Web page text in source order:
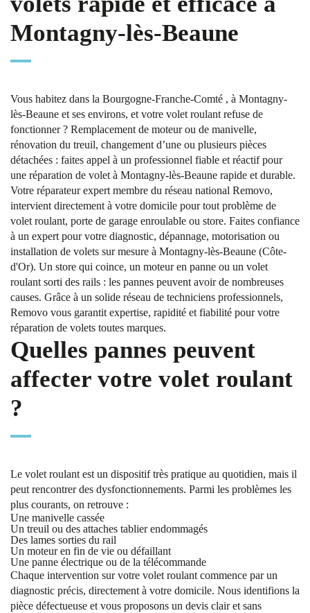
Montagny-lès-Beaune
Vous habitez dans la Bourgogne-Franche-Comté , à Montagny-
lès-Beaune et ses environs, et votre volet roulant refuse de
fonctionner ? Remplacement de moteur ou de manivelle,
rénovation du treuil, changement d’une ou plusieurs pièces
détachées : faites appel à un professionnel fiable et réactif pour
une réparation de volet à Montagny-lès-Beaune rapide et durable.
Votre réparateur expert membre du réseau national Removo,
intervient directement à votre domicile pour tout problème de
volet roulant, porte de garage enroulable ou store. Faites confiance
à un expert pour votre diagnostic, dépannage, motorisation ou
installation de volets sur mesure à Montagny-lès-Beaune (Côte-
d'Or). Un store qui coince, un moteur en panne ou un volet
roulant sorti des rails : les pannes peuvent avoir de nombreuses
causes. Grâce à un solide réseau de techniciens professionnels,
Removo vous garantit expertise, rapidité et fiabilité pour votre
réparation de volets toutes marques.
Quelles pannes peuvent
affecter votre volet roulant
?
Le volet roulant est un dispositif très pratique au quotidien, mais il
peut rencontrer des dysfonctionnements. Parmi les problèmes les
plus courants, on retrouve :
Une manivelle cassée
Un treuil ou des attaches tablier endommagés
Des lames sorties du rail
Un moteur en fin de vie ou défaillant
Une panne électrique ou de la télécommande
Chaque intervention sur votre volet roulant commence par un
diagnostic précis, directement à votre domicile. Nous identifions la
pièce défectueuse et vous proposons un devis clair et sans